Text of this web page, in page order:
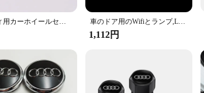
Owners**
the importance of offering convenience and
not only saves you time but also ensures that you have a
needs, ensuring that you have the right parts at your
A4 B6**
in mind, ensuring that they can withstand the
performance property ensures that it will perform as
is receiving the best possible protection against
アウディ用カーホイールセンターキャップ,60mm, 61mm, 68mm, 69mm, 77mm,a1,a2,a3,a4,a5,a6,a7,a8,q2 q3,q4,q5,q7,s3,s4,s5,s6,s7,s8,rs3,rs5, Tt、4個 車のドア用のWifiとランプ,LED, HD,プロジェクター,ランプ,アウディ用の装飾ライト,a3,a4,b8,b7,a5,a6,c7,a7,a8,b9 b6、c6、q2、q3、q5
1,112円